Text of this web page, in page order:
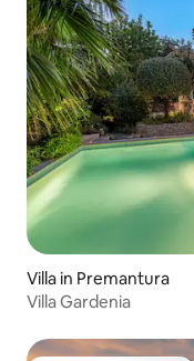
Villa in Premantura
Villa Gardenia